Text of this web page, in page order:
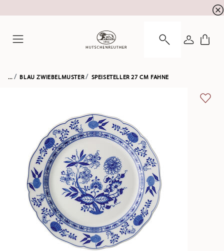
Summer SALE! Sichern Sie sich 5% EXTRA-
... BLAU ZWIEBELMUSTER SPEISETELLER 27 CM FAHNE
ADD